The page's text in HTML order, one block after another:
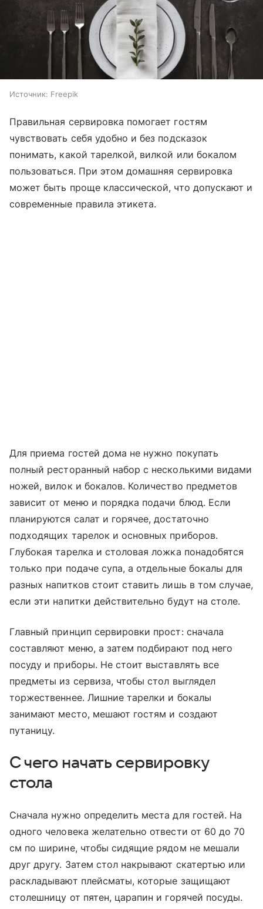
Источник: Freepik
Правильная сервировка помогает гостям
чувствовать себя удобно и без подсказок
понимать, какой тарелкой, вилкой или бокалом
пользоваться. При этом домашняя сервировка
может быть проще классической, что допускают и
современные правила этикета.
Для приема гостей дома не нужно покупать
полный ресторанный набор с несколькими видами
ножей, вилок и бокалов. Количество предметов
зависит от меню и порядка подачи блюд. Если
планируются салат и горячее, достаточно
подходящих тарелок и основных приборов.
Глубокая тарелка и столовая ложка понадобятся
только при подаче супа, а отдельные бокалы для
разных напитков стоит ставить лишь в том случае,
если эти напитки действительно будут на столе.
Главный принцип сервировки прост: сначала
составляют меню, а затем подбирают под него
посуду и приборы. Не стоит выставлять все
предметы из сервиза, чтобы стол выглядел
торжественнее. Лишние тарелки и бокалы
занимают место, мешают гостям и создают
путаницу.
С чего начать сервировку
стола
Сначала нужно определить места для гостей. На
одного человека желательно отвести от 60 до 70
см по ширине, чтобы сидящие рядом не мешали
друг другу. Затем стол накрывают скатертью или
раскладывают плейсматы, которые защищают
столешницу от пятен, царапин и горячей посуды.